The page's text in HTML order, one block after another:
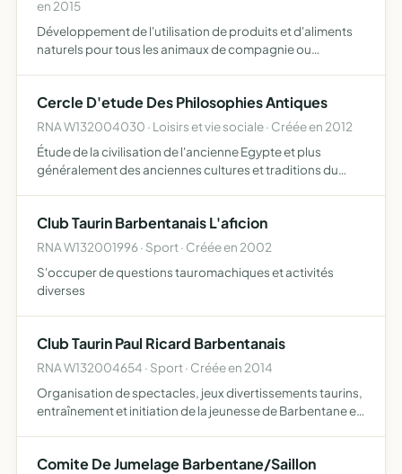
en 2015
Développement de l'utilisation de produits et d'aliments
naturels pour tous les animaux de compagnie ou
Cercle D'etude Des Philosophies Antiques
RNA W132004030 · Loisirs et vie sociale · Créée en 2012
Étude de la civilisation de l'ancienne Egypte et plus
généralement des anciennes cultures et traditions du
Club Taurin Barbentanais L'aficion
RNA W132001996 · Sport · Créée en 2002
S'occuper de questions tauromachiques et activités
diverses
Club Taurin Paul Ricard Barbentanais
RNA W132004654 · Sport · Créée en 2014
Organisation de spectacles, jeux divertissements taurins,
entraînement et initiation de la jeunesse de Barbentane et
Comite De Jumelage Barbentane/Saillon